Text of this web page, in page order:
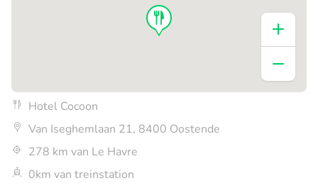
Hotel Cocoon
Van Iseghemlaan 21, 8400 Oostende
278 km van Le Havre
0km van treinstation